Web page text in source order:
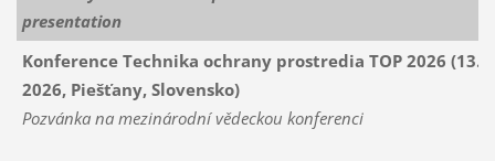
presentation
Konference Technika ochrany prostredia TOP 2026 (13.
2026, Piešťany, Slovensko)
Pozvánka na mezinárodní vědeckou konferenci